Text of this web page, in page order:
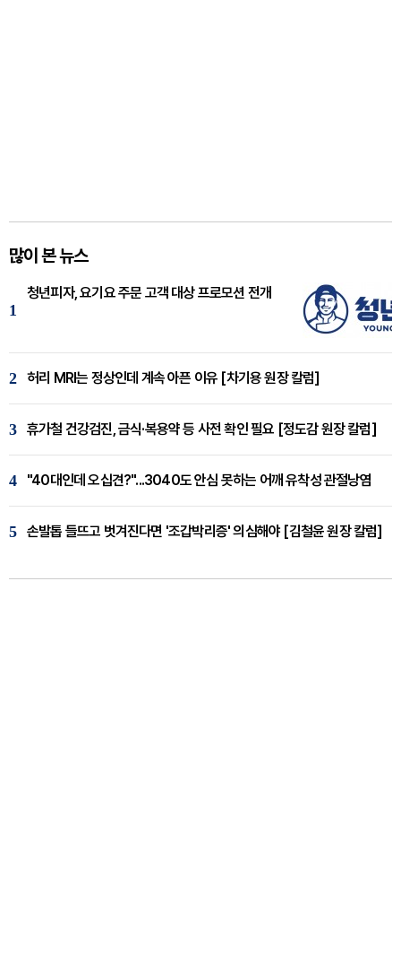
많이 본 뉴스
1
청년피자, 요기요 주문 고객 대상 프로모션 전개
2 허리 MRI는 정상인데 계속 아픈 이유 [차기용 원장 칼럼]
3 휴가철 건강검진, 금식·복용약 등 사전 확인 필요 [정도감 원장 칼럼]
4 "40대인데 오십견?"...3040도 안심 못하는 어깨 유착성 관절낭염
5 손발톱 들뜨고 벗겨진다면 '조갑박리증' 의심해야 [김철윤 원장 칼럼]